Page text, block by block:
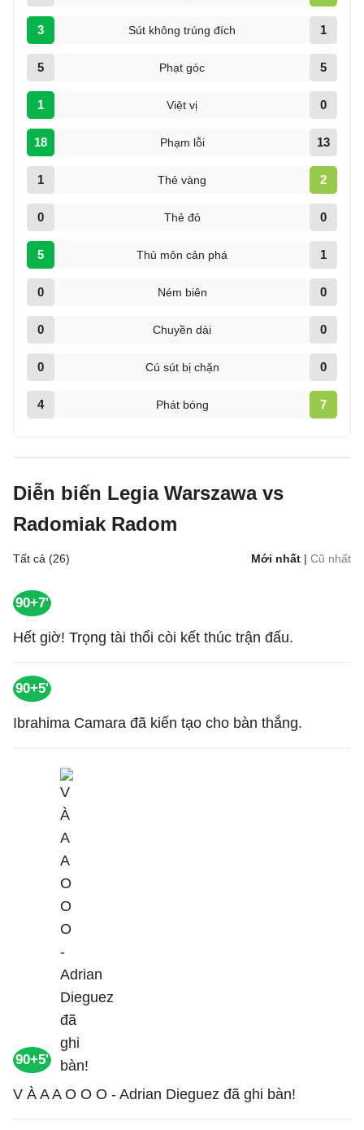
3 Sút không trúng đích 1
5 Phạt góc 5
1 Việt vị 0
18 Phạm lỗi 13
1 Thẻ vàng 2
0 Thẻ đỏ 0
5 Thủ môn cản phá 1
0 Ném biên 0
0 Chuyền dài 0
0 Cú sút bị chặn 0
4 Phát bóng 7
Diễn biến Legia Warszawa vs
Radomiak Radom
Tất cả (26) Mới nhất | Cũ nhất
90+7'
Hết giờ! Trọng tài thổi còi kết thúc trận đấu.
90+5'
Ibrahima Camara đã kiến tạo cho bàn thắng.
90+5'
V À A A O O O - Adrian Dieguez đã ghi bàn!